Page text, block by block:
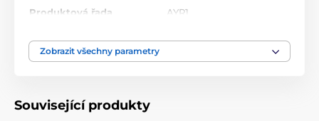
Produktová řada AYR1
Typ ocenění
Zobrazit všechny parametry
Související produkty